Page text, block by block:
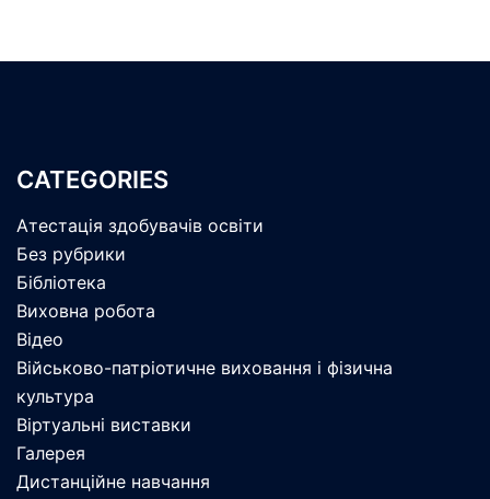
CATEGORIES
Атестація здобувачів освіти
Без рубрики
Бібліотека
Виховна робота
Відео
Військово-патріотичне виховання і фізична
культура
Віртуальні виставки
Галерея
Дистанційне навчання